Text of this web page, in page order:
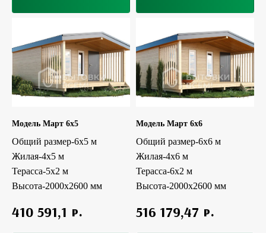
Модель Март 6x5
Общий размер-6x5 м
Жилая-4x5 м
Терасса-5х2 м
Высота-2000х2600 мм
410 591,1 р.
Модель Март 6x6
Общий размер-6x6 м
Жилая-4x6 м
Терасса-6х2 м
Высота-2000х2600 мм
516 179,47 р.